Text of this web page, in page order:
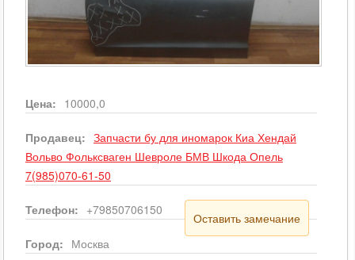
Цена: 10000,0
Продавец: Запчасти бу для иномарок Киа Хендай
Вольво Фольксваген Шевроле БМВ Шкода Опель
7(985)070-61-50
Телефон: +79850706150
Оставить замечание
Город: Москва